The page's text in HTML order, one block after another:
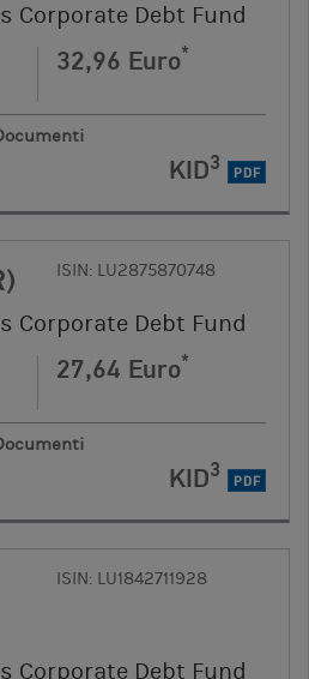
Corporate Debt Fund
32,96 Euro*
KID3 PDF
ISIN: LU2875870748
Corporate Debt Fund
27,64 Euro*
KID3 PDF
ISIN: LU1842711928
Corporate Debt Fund